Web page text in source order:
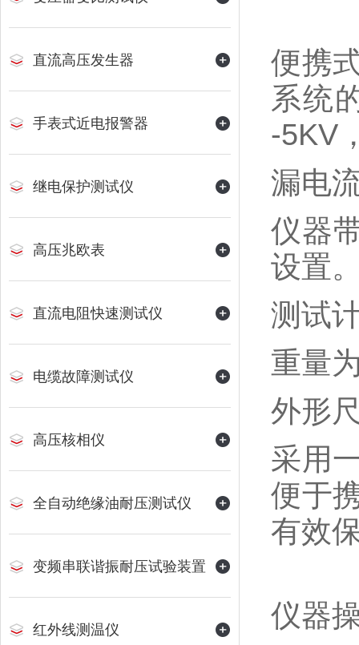
直流高压发生器
手表式近电报警器
继电保护测试仪
高压兆欧表
直流电阻快速测试仪
电缆故障测试仪
高压核相仪
全自动绝缘油耐压测试仪
变频串联谐振耐压试验装置
红外线测温仪
便携
系统
-5KV
漏电
仪器
设置
测试
重量
外形
采用
便于
有效
仪器